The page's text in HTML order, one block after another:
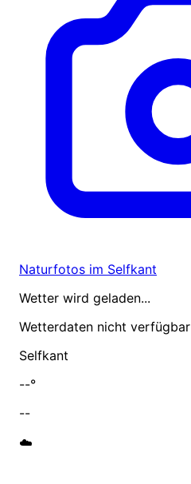
Naturfotos im Selfkant
Wetter wird geladen...
Wetterdaten nicht verfügbar
Selfkant
--°
--
☁️